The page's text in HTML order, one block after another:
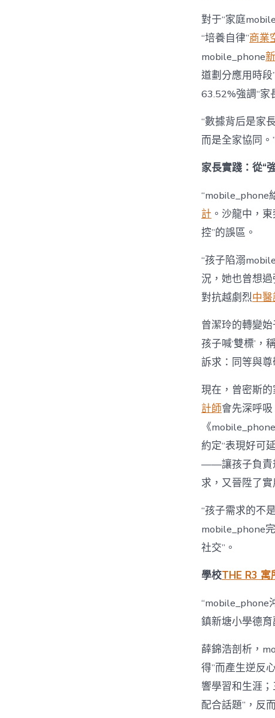
對于“家庭
“培養自律”商業
mobile_phone
道劃分應用時段
63.52%強調“家
“數據背后是家
而是全家協同
家長實踐：從“
“mobile_phone
計 。沙龍中，
控”的誤區。
“孩子陷溺
況，她也曾想
對抗越劇烈中
曾潔玲的轉變
孩子喊‘雙標’，
訴求：同等與尊
現在，曾密斯
計師會先深呼
《
約定“表現好可
——讓孩子負責
求，又晉陞了實
“孩子需求的不是
mobile_phone
社交”。
學校THE R3 寓
“mobile_phone
鎮新塘小學德
薛錦浩剖析，
得”而產生逆反
響學習和生涯
配合話題”，反